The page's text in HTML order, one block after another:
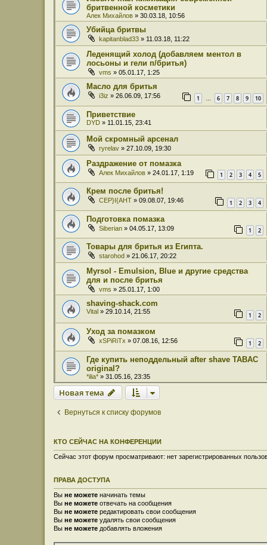
бритвенной косметики
Алек Михайлов » 30.03.18, 10:56
Убийца бритвы
kapitanblad33 » 11.03.18, 11:22
Леденящий холод (добавляем ментол в
лосьоны и гели п/бритья)
vms » 05.01.17, 1:25
Масло для бритья
i3iz » 26.06.09, 17:56 1 6 7 8 9 10
Приветствие
DYD » 11.01.15, 23:41
Мой скромный арсенал
ryrelav » 27.10.09, 19:30
Раздражение от помазка
Алек Михайлов » 24.01.17, 1:19 1 2 3 4 5
Крем после бритья!
CEP}I{AHT » 09.08.07, 19:46 1 2 3 4
Подготовка помазка
Siberian » 04.05.17, 13:09 1 2
Товары для бритья из Египта.
starohod » 21.06.17, 20:22
Myrsol - Emulsion, Blue и другие средства
для и после бритья
vms » 25.01.17, 1:00
shaving-shack.com
Vital » 29.10.14, 21:55 1 2
Уход за помазком
xSPiRiTx » 07.08.16, 12:56 1 2
Где купить неподдельный after shave TABAC
original?
*ilia* » 31.05.16, 23:35
Новая тема
Вернуться к списку форумов
КТО СЕЙЧАС НА КОНФЕРЕНЦИИ
Сейчас этот форум просматривают: нет зарегистрированных
ПРАВА ДОСТУПА
Вы не можете начинать темы
Вы не можете отвечать на сообщения
Вы не можете редактировать свои сообщения
Вы не можете удалять свои сообщения
Вы не можете добавлять вложения